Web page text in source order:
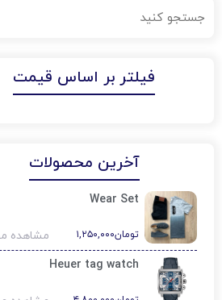
فیلتر بر اساس قیمت
آخرین محصولات
Wear Set
تومان۱,۲۵۰,۰۰۰
مشاهده
Heuer tag watch